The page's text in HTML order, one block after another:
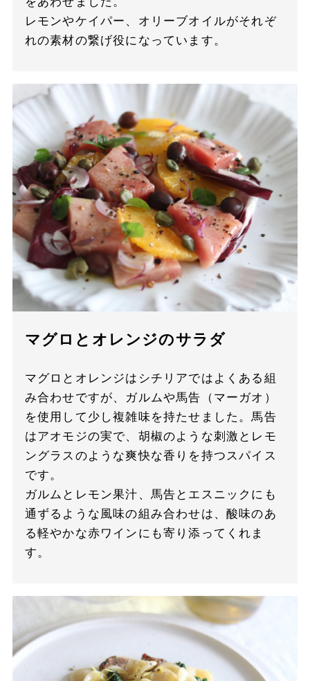
レモンやケイパー、オリーブオイルがそれぞ
れの素材の繋げ役になっています。
マグロとオレンジのサラダ
マグロとオレンジはシチリアではよくある組
み合わせですが、ガルムや馬告（マーガオ）
を使用して少し複雑味を持たせました。馬告
はアオモジの実で、胡椒のような刺激とレモ
ングラスのような爽快な香りを持つスパイス
です。
ガルムとレモン果汁、馬告とエスニックにも
通ずるような風味の組み合わせは、酸味のあ
る軽やかな赤ワインにも寄り添ってくれま
す。